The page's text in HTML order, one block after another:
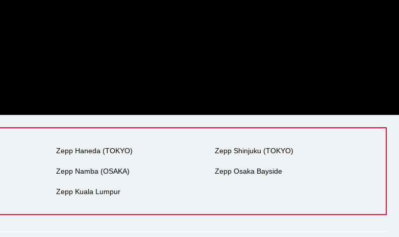
Zepp Haneda (TOKYO) Zepp Shinjuku (TOKYO)
Zepp Namba (OSAKA) Zepp Osaka Bayside
Zepp Kuala Lumpur